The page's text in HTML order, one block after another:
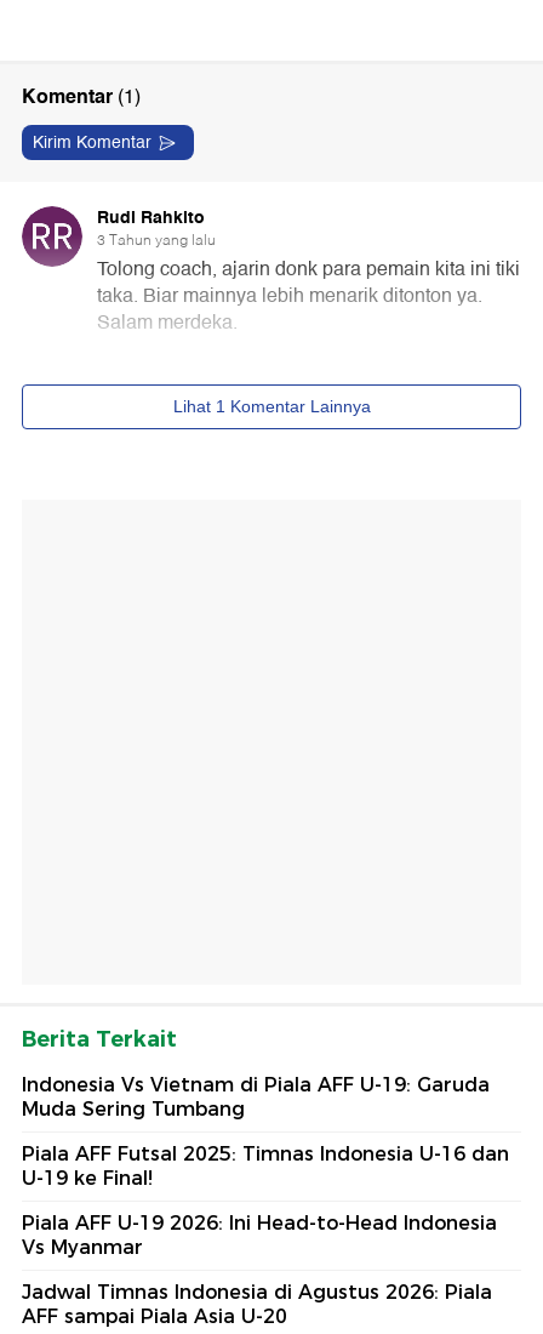
Berita Terkait
Indonesia Vs Vietnam di Piala AFF U-19: Garuda
Muda Sering Tumbang
Piala AFF Futsal 2025: Timnas Indonesia U-16 dan
U-19 ke Final!
Piala AFF U-19 2026: Ini Head-to-Head Indonesia
Vs Myanmar
Jadwal Timnas Indonesia di Agustus 2026: Piala
AFF sampai Piala Asia U-20